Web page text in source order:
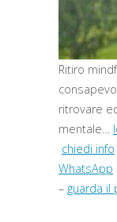
Ritiro
ritrovare
mentale…
chiedi info
WhatsApp
– guarda il